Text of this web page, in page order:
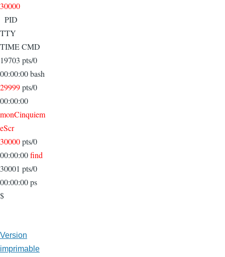
30000
PID
TTY
TIME CMD
19703 pts/0
00:00:00 bash
29999pts/0
00:00:00
monCinquiem
eScr
30000pts/0
00:00:00find
30001 pts/0
00:00:00 ps
$
Version
imprimable